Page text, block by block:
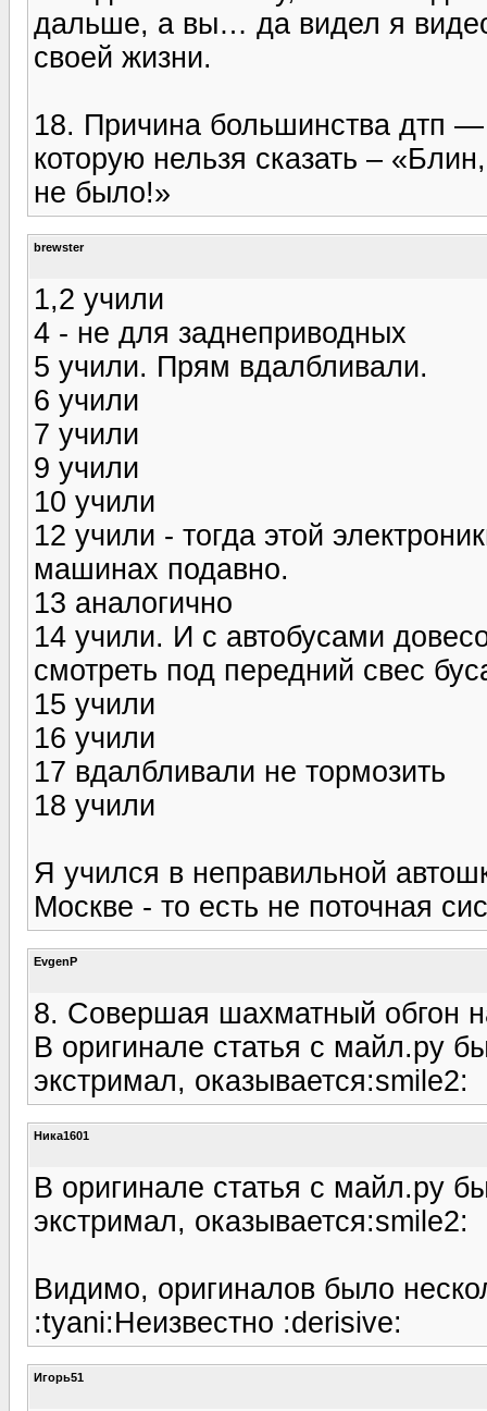
дальше, а вы… да видел я
своей жизни.
18. Причина большинства дтп
которую нельзя сказать –
не было!»
brewster
1,2 учили
4 - не для заднеприводных
5 учили. Прям вдалбливали.
6 учили
7 учили
9 учили
10 учили
12 учили - тогда этой
машинах подавно.
13 аналогично
14 учили. И с автобусами
смотреть под передний свес
15 учили
16 учили
17 вдалбливали не тормозить
18 учили
Я учился в неправильной
Москве - то есть не поточная
EvgenP
8. Совершая шахматный обгон
В оригинале статья с майл.ру
экстримал, оказывается:smile2:
Ника1601
В оригинале статья с майл.ру
экстримал, оказывается:smile2:
Видимо, оригиналов было
:tyani:Неизвестно :derisive:
Игорь51